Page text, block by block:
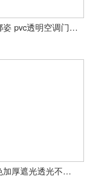
卡娜姿 pvc透明空调门帘厨房冬夏塑料防油烟隔断磁性防蚊门帘 免打孔 90*210CM 方块门帘 90*210CM
纯色加厚遮光透光不透人阳台卧室客厅鸟巢窗帘纱帘成品定做 黑灰 纱5.0*2.7(高)一块打孔